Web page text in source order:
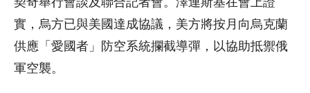
實，烏方已與美國達成協議，美方將按月向烏克蘭
供應「愛國者」防空系統攔截導彈，以協助抵禦俄
軍空襲。